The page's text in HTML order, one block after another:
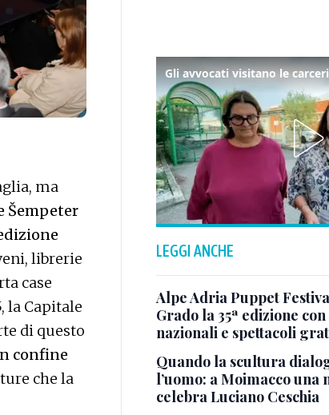
ma
Šempeter
librerie
case
la Capitale
di questo
confine
che la
LEGGI ANCHE
Alpe Adria Puppet
Grado la 35ª edizione
nazionali e spettacoli
Quando la scultura
l’uomo: a Moimacco una
celebra Luciano Ceschia